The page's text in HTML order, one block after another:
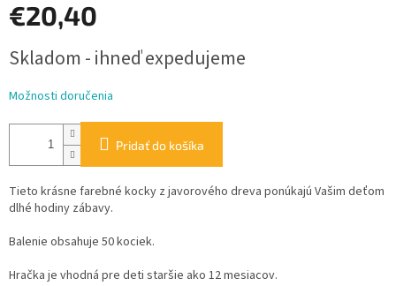
€20,40
cena:
Skladom - ihneď expedujeme
Možnosti doručenia
Pridať do košíka
Tieto krásne farebné kocky z javorového dreva ponúkajú Vašim deťom
dlhé hodiny zábavy.
Balenie obsahuje 50 kociek.
Hračka je vhodná pre deti staršie ako 12 mesiacov.